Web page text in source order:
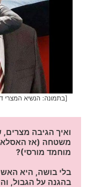
[בתמונה: הנשיא המצרי
מוחמד מורסי)?